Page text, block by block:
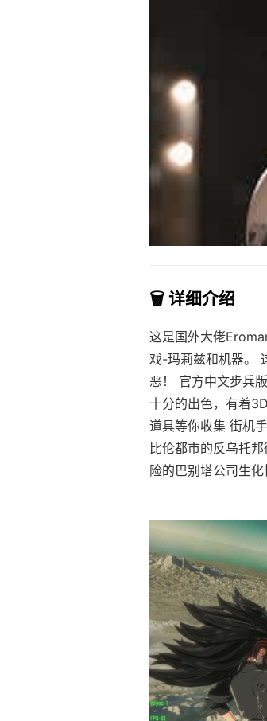
🗑️ 详细介绍
这是国外大佬
戏-玛莉兹和机器。
恶！ 官方中文步兵
十分的出色，有着
道具等你收集 街机
比伦都市的反乌托
险的巴别塔公司生